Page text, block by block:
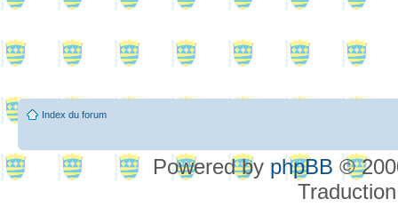
Index du forum
Powered by phpBB ©